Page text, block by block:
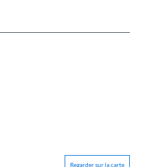
Regarder sur la carte